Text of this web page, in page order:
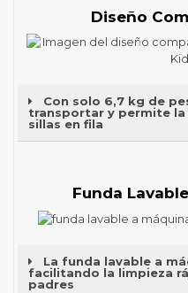
Diseño
Con solo 6,7 kg de
transportar y permite
sillas en fila
Funda
La funda lavable a
facilitando la limpieza
padres